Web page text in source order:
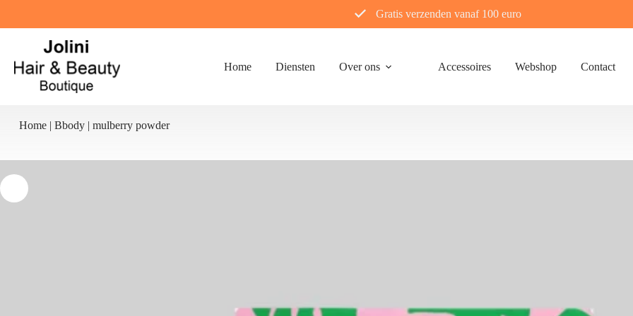
de
Gratis verzenden vanaf 100 euro
Home Diensten Over ons Accessoires Webshop Contact
Home | Bbody | mulberry powder